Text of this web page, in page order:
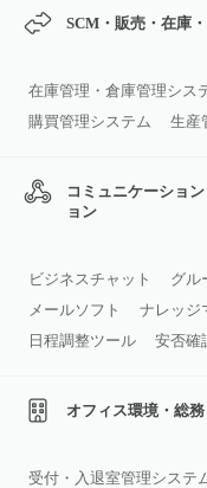
SCM・販売・在庫
在庫管理・倉庫管理シス
購買管理システム
生産
コミュニケーショ
ョン
ビジネスチャット グル
メールソフト
ナレッジ
日程調整ツール
安否確
オフィス環境・総
受付・入退室管理システ